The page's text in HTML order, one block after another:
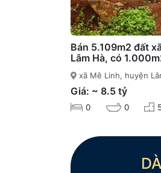
Bán 5.109m2 đất
Lâm Hà, có
xã Mê Linh, huyện
Đồng
Giá: ~ 8.5 tỷ
0 0